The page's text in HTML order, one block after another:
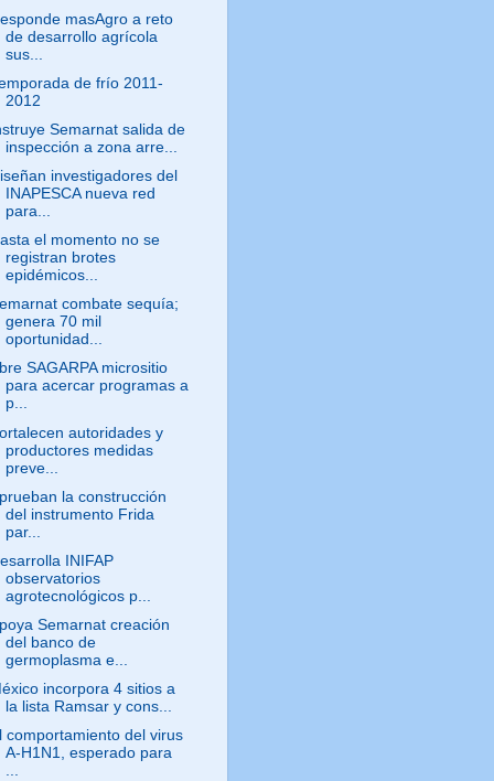
masAgro a reto
de desarrollo agrícola
sus...
de frío 2011-
2012
Semarnat salida de
inspección a zona arre...
investigadores del
INAPESCA nueva red
para...
el momento no se
registran brotes
epidémicos...
combate sequía;
genera 70 mil
oportunidad...
SAGARPA micrositio
para acercar programas a
p...
autoridades y
productores medidas
preve...
la construcción
del instrumento Frida
par...
INIFAP
observatorios
agrotecnológicos p...
Semarnat creación
del banco de
germoplasma e...
incorpora 4 sitios a
la lista Ramsar y cons...
comportamiento del virus
A-H1N1, esperado para
...